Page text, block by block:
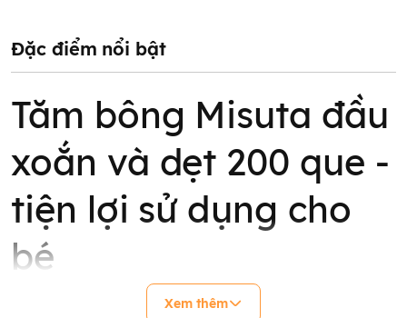
Đặc điểm nổi bật
Tăm bông Misuta đầu
xoắn và dẹt 200 que -
tiện lợi sử dụng cho
bé
Tăm bông cho bé Misuta giúp mẹ vệ sinh tai cho bé hiệu quả,
100% bông tự nhiên
Xem thêm